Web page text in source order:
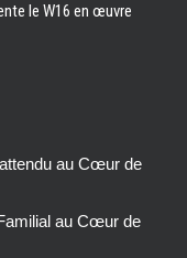
le W16 en œuvre
au Cœur de
au Cœur de